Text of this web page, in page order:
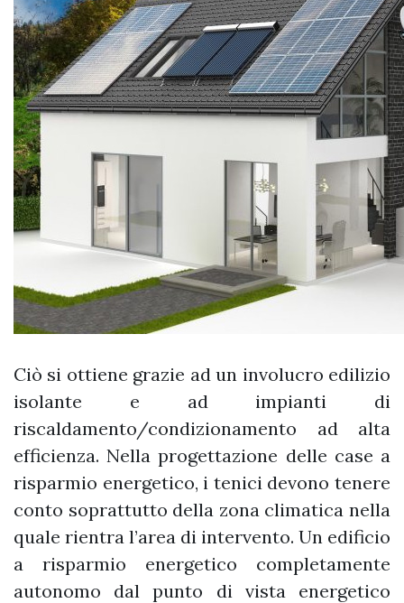
Ciò si ottiene grazie ad un involucro edilizio
isolante e ad impianti di
riscaldamento/condizionamento ad alta
efficienza. Nella progettazione delle case a
risparmio energetico, i tenici devono tenere
conto soprattutto della zona climatica nella
quale rientra l’area di intervento. Un edificio
a risparmio energetico completamente
autonomo dal punto di vista energetico